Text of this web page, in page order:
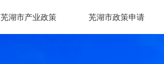
芜湖市产业政策 芜湖市政策申请